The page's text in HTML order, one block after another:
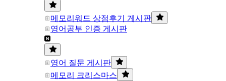
메모리워드 상점후기 게시판
영어공부 인증 게시판
영어 질문 게시판
메모리 크리스마스